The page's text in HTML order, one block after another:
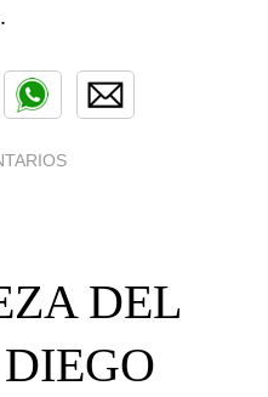
DEL